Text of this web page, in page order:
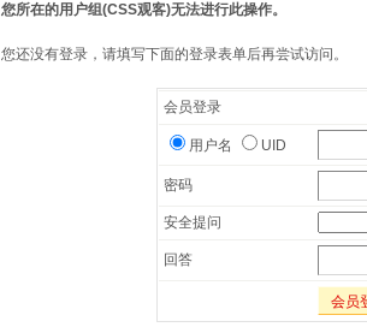
您所在的用户组(CSS观客)无法进行此操作。
您还没有登录，请填写下面的登录表单后再尝试访问。
会员登录
用户名 UID
密码
安全提问
回答
会员